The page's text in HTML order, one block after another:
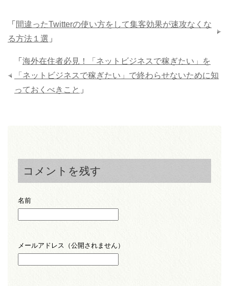
「 間違ったTwitterの使い方をして集客効果が速攻なくな
る方法１選 」
「 海外在住者必見！「ネットビジネスで稼ぎたい」を
「ネットビジネスで稼ぎたい」で終わらせないために知
っておくべきこと 」
コメントを残す
名前
メールアドレス（公開されません）